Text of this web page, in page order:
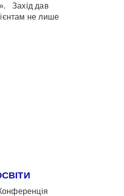
Захід дав
не лише